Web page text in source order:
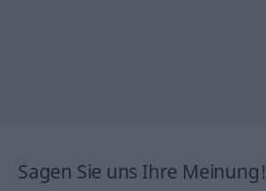
Sagen Sie uns Ihre Meinung!